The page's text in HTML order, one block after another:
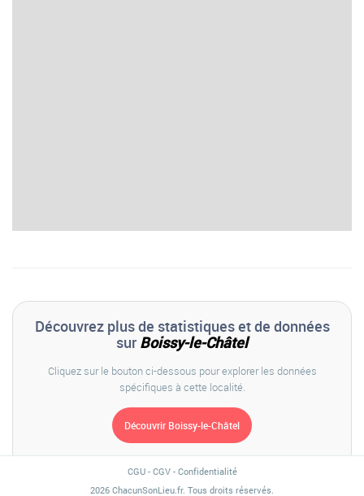
Découvrez plus de statistiques et de données
sur Boissy-le-Châtel
Cliquez sur le bouton ci-dessous pour explorer les données
spécifiques à cette localité.
CGU- CGV- Confidentialité
2026 ChacunSonLieu.fr. Tous droits réservés.